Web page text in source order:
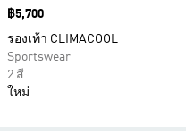
Price
฿5,700
รองเท้า CLIMACOOL
Sportswear
2 สี
ใหม่